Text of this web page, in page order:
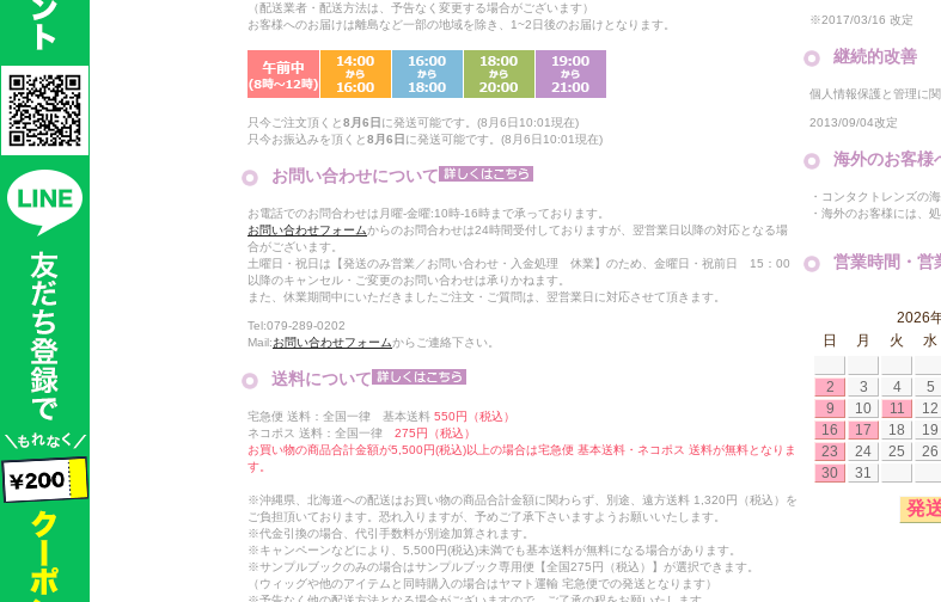
（配送業者・配送方法は、予告なく変更する場合がございます）
お客様へのお届けは離島など一部の地域を除き、1~2日後のお届けとなります。
只今ご注文頂くと8月6日 に発送可能です。(8月6日10:01現在)
只今お振込みを頂くと8月6日 に発送可能です。(8月6日10:01現在)
お問い合わせについて
お電話でのお問合わせは月曜-金曜:10時-16時まで承っております。
お問い合わせフォームからのお問合わせは24時間受付しておりますが、翌営業日以降の対応となる場
合がございます。
土曜日・祝日は【発送のみ営業／お問い合わせ・入金処理 休業】のため、金曜日・祝前日 15：00
以降のキャンセル・ご変更のお問い合わせは承りかねます。
また、休業期間中にいただきましたご注文・ご質問は、翌営業日に対応させて頂きます。
Tel:079-289-0202
Mail:お問い合わせフォームからご連絡下さい。
送料について
宅急便 送料：全国一律 基本送料 550円（税込）
ネコポス 送料：全国一律 275円（税込）
お買い物の商品合計金額が5,500円(税込)以上の場合は宅急便 基本送料・ネコポス 送料が無料となりま
す。
※沖縄県、北海道への配送はお買い物の商品合計金額に関わらず、別途、遠方送料 1,320円（税込）を
ご負担頂いております。恐れ入りますが、予めご了承下さいますようお願いいたします。
※代金引換の場合、代引手数料が別途加算されます。
※キャンペーンなどにより、5,500円(税込)未満でも基本送料が無料になる場合があります。
※サンプルブックのみの場合はサンプルブック専用便【全国275円（税込）】が選択できます。
（ウィッグや他のアイテムと同時購入の場合はヤマト運輸 宅急便での発送となります）
※2017/03/16 改定
継続的改善
個人情報保護と管理に
2013/09/04改定
海外のお客様
・コンタクトレンズの
・海外のお客様には、
営業時間・営
2026
日
月 火 水
2
3 4 5
9
10 11 12
16
17 18 19
23
24 25 26
30
31
発